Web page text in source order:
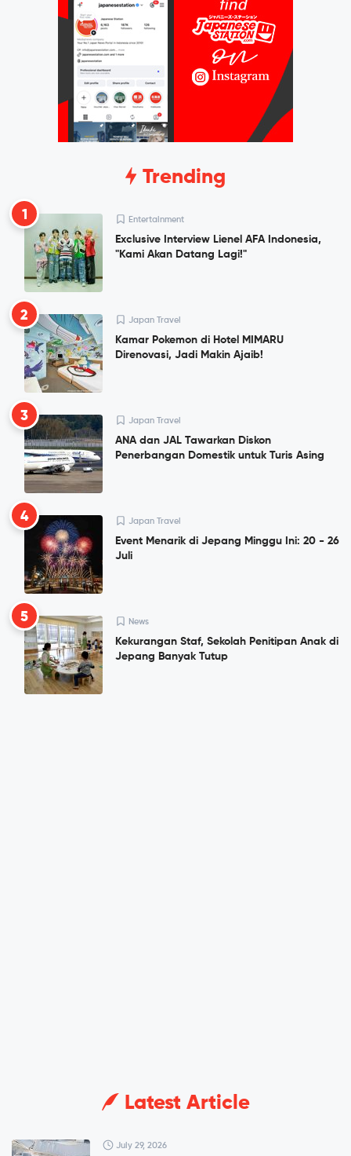
Trending
1 Entertainment
Exclusive Interview Lienel AFA Indonesia,
"Kami Akan Datang Lagi!"
2 Japan Travel
Kamar Pokemon di Hotel MIMARU
Direnovasi, Jadi Makin Ajaib!
3 Japan Travel
ANA dan JAL Tawarkan Diskon
Penerbangan Domestik untuk Turis Asing
4 Japan Travel
Event Menarik di Jepang Minggu Ini: 20 - 26
Juli
5 News
Kekurangan Staf, Sekolah Penitipan Anak di
Jepang Banyak Tutup
Latest Article
July 29, 2026